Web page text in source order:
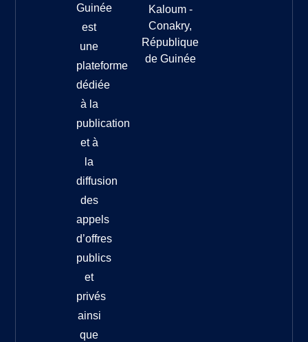
Guinée
est
une
plateforme
dédiée
à la
publication
et à
la
diffusion
des
appels
d’offres
publics
et
privés
ainsi
que
Kaloum -
Conakry,
République
de Guinée